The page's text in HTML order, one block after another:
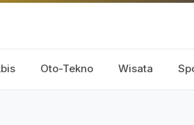
Oto-Tekno Wisata